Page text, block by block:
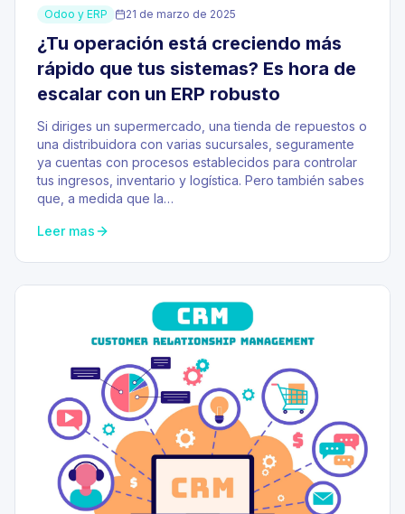
Odoo y ERP 21 de marzo de 2025
¿Tu operación está creciendo más
rápido que tus sistemas? Es hora de
escalar con un ERP robusto
Si diriges un supermercado, una tienda de repuestos o
una distribuidora con varias sucursales, seguramente
ya cuentas con procesos establecidos para controlar
tus ingresos, inventario y logística. Pero también sabes
que, a medida que la…
Leer mas